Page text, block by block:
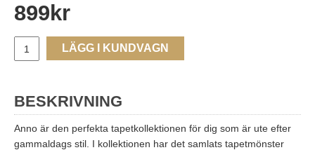
899 kr
LÄGG I KUNDVAGN
BESKRIVNING
Anno är den perfekta tapetkollektionen för dig som är ute efter
gammaldags stil. I kollektionen har det samlats tapetmönster